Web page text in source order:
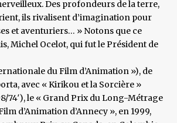
Des profondeurs de la terre,
ils rivalisent d’imagination pour
et aventuriers… » Notons que ce
Michel Ocelot, qui fut le Président de
du Film d’Animation »), de
avec « Kirikou et la Sorcière »
74′), le « Grand Prix du Long-Métrage
d’Animation d’Annecy », en 1999,